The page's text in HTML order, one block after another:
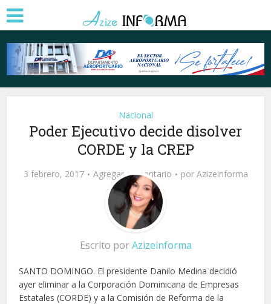
Nacional
Poder Ejecutivo decide disolver
CORDE y la CREP
3 febrero, 2017 Agregar comentario por Azizeinforma
Escrito porAzizeinforma
SANTO DOMINGO. El presidente Danilo Medina decidió
ayer eliminar a la Corporación Dominicana de Empresas
Estatales (CORDE) y a la Comisión de Reforma de la